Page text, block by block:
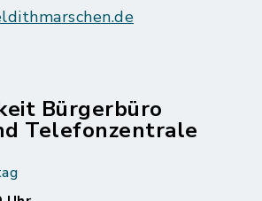
Bürgerbüro
Telefonzentrale